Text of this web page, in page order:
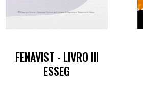
FENAVIST - LIVRO III
ESSEG